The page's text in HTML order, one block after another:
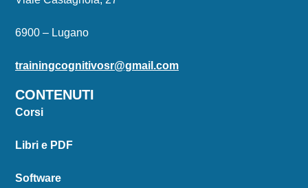
6900 – Lugano
trainingcognitivosr@gmail.com
CONTENUTI
Corsi
Libri e PDF
Software